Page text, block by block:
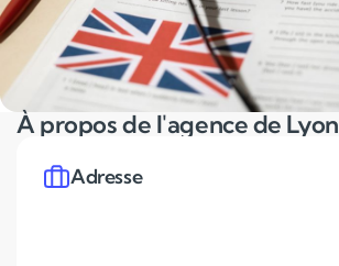
À propos de l'agence de Lyon
Adresse